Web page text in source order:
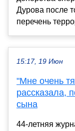
Дурова после
перечень
15:17, 19 Июн
"Мне очень
рассказала,
сына
44-летняя